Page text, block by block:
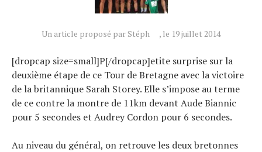
Un article proposé par Stéph , le 19 juillet 2014
[dropcap size=small]P[/dropcap]etite surprise sur la
deuxième étape de ce Tour de Bretagne avec la victoire
de la britannique Sarah Storey. Elle s’impose au terme
de ce contre la montre de 11km devant Aude Biannic
pour 5 secondes et Audrey Cordon pour 6 secondes.
Au niveau du général, on retrouve les deux bretonnes
Tous nos articles